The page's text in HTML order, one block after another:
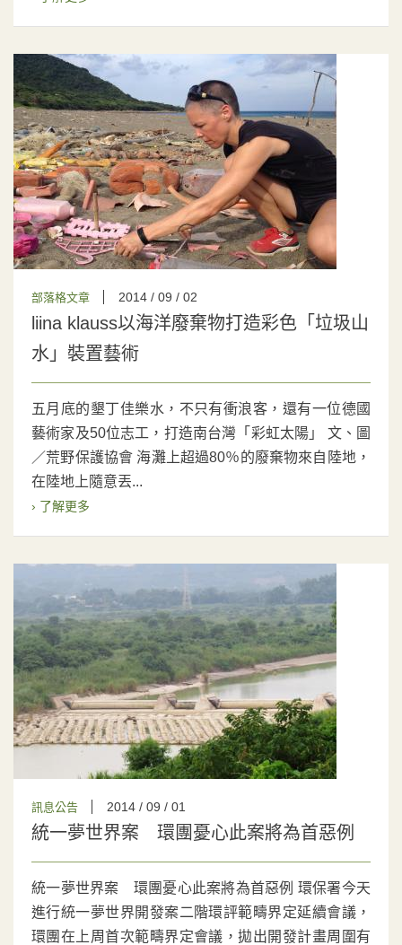
部落格文章 2014 / 09 / 02
liina klauss以海洋廢棄物打造彩色「垃圾山
水」裝置藝術
五月底的墾丁佳樂水，不只有衝浪客，還有一位德國
藝術家及50位志工，打造南台灣「彩虹太陽」 文、圖
／荒野保護協會 海灘上超過80％的廢棄物來自陸地，
在陸地上隨意丟...
› 了解更多
訊息公告 2014 / 09 / 01
統一夢世界案 環團憂心此案將為首惡例
統一夢世界案 環團憂心此案將為首惡例 環保署今天
進行統一夢世界開發案二階環評範疇界定延續會議，
環團在上周首次範疇界定會議，拋出開發計畫周圍有